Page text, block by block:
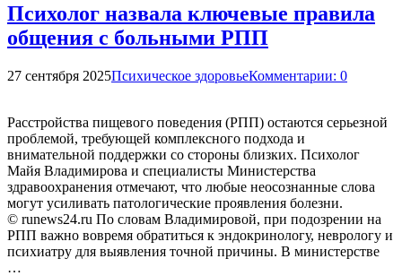
Психолог назвала ключевые правила
общения с больными РПП
27 сентября 2025Психическое здоровьеКомментарии: 0
Расстройства пищевого поведения (РПП) остаются серьезной
проблемой, требующей комплексного подхода и
внимательной поддержки со стороны близких. Психолог
Майя Владимирова и специалисты Министерства
здравоохранения отмечают, что любые неосознанные слова
могут усиливать патологические проявления болезни.
© runews24.ru По словам Владимировой, при подозрении на
РПП важно вовремя обратиться к эндокринологу, неврологу и
психиатру для выявления точной причины. В министерстве
…